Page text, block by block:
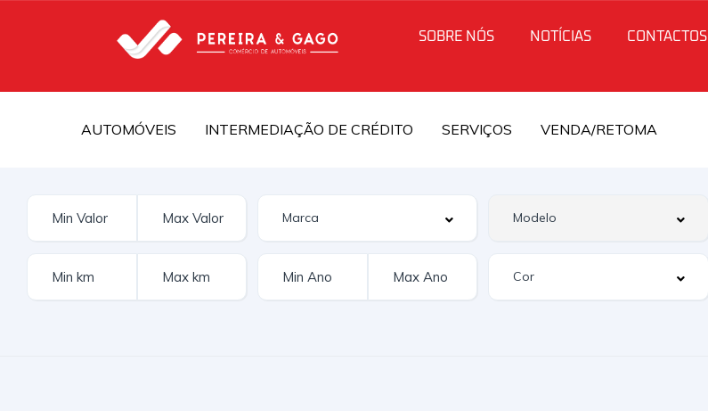
SOBRE NÓS NOTÍCIAS CONTACTOS
AUTOMÓVEIS INTERMEDIAÇÃO DE CRÉDITO SERVIÇOS VENDA/RETOMA